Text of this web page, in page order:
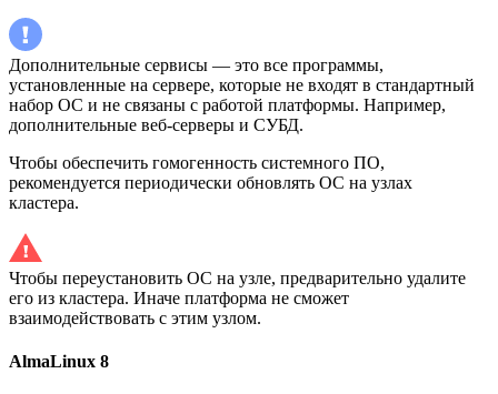
Дополнительные сервисы — это все программы,
установленные на сервере, которые не входят в стандартный
набор ОС и не связаны с работой платформы. Например,
дополнительные веб-серверы и СУБД.
Чтобы обеспечить гомогенность системного ПО,
рекомендуется периодически обновлять ОС на узлах
кластера.
Чтобы переустановить ОС на узле, предварительно удалите
его из кластера. Иначе платформа не сможет
взаимодействовать с этим узлом.
AlmaLinux 8